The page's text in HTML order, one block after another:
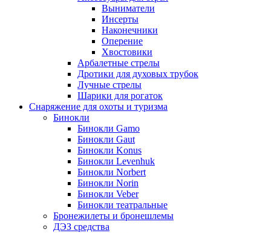
Выниматели
Инсерты
Наконечники
Оперение
Хвостовики
Арбалетные стрелы
Дротики для духовых трубок
Лучные стрелы
Шарики для рогаток
Снаряжение для охоты и туризма
Бинокли
Бинокли Gamo
Бинокли Gaut
Бинокли Konus
Бинокли Levenhuk
Бинокли Norbert
Бинокли Norin
Бинокли Veber
Бинокли театральные
Бронежилеты и бронешлемы
ДЭЗ средства